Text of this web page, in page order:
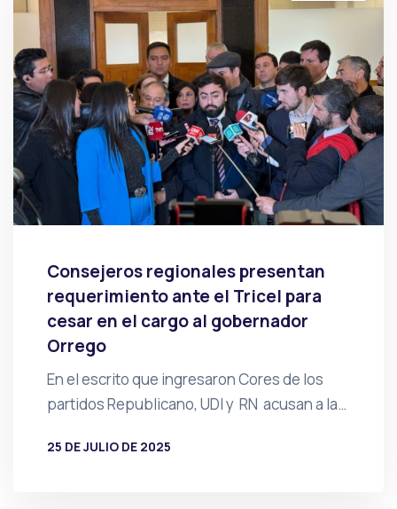
Consejeros regionales presentan
requerimiento ante el Tricel para
cesar en el cargo al gobernador
Orrego
En el escrito que ingresaron Cores de los
partidos Republicano, UDI y RN acusan a la…
25 DE JULIO DE 2025